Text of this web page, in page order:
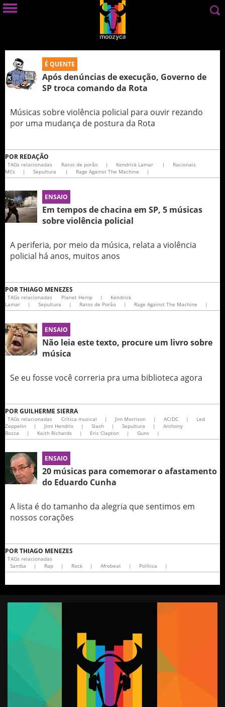
É QUENTE
Após denúncias de execução, Governo de
SP troca comando da Rota
Músicas sobre violência policial para ouvir rezando
por uma mudança de postura da Rota
POR REDAÇÃO
TAGs relacionadas Ratos de porão | Kendrick Lamar |
Racionais
MCs
| Sepultura | Rage Against The Machine |
ENSAIO
Em tempos de chacina em SP, 5 músicas
sobre violência policial
A periferia, por meio da música, relata a violência
policial há anos, muitos anos
PORTHIAGO MENEZES
TAGs relacionadas Planet Hemp |
Kendrick
Lamar
| Sepultura | Ratos de Porão | Rage Against The Machine |
ENSAIO
Não leia este texto, procure um livro sobre
música
Se eu fosse você correria pra uma biblioteca agora
PORGUILHERME SIERRA
TAGs relacionadas Crítica musical | Jim Morrison | AC/DC |
Led
Zeppelin
| Jimi Hendrix | Slash | Sepultura |
Anthony
Bozza
| Keith Richards | Eric Clapton | Guns |
ENSAIO
20 músicas para comemorar o afastamento
do Eduardo Cunha
A lista é do tamanho da alegria que sentimos em
nossos corações
PORTHIAGO MENEZES
TAGs relacionadas
Samba
| Rap | Rock | Afrobeat | Política |